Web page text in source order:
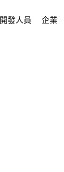
開發人員 企業